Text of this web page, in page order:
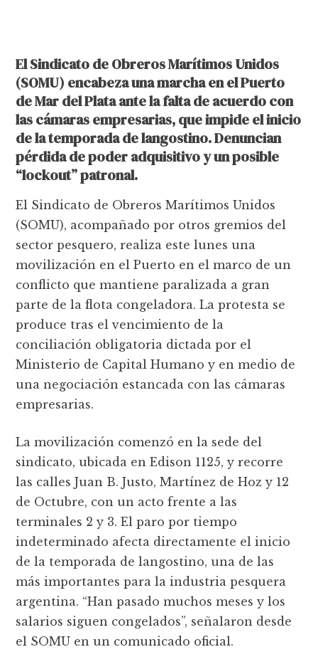
El Sindicato de Obreros Marítimos Unidos
(SOMU) encabeza una marcha en el Puerto
de Mar del Plata ante la falta de acuerdo con
las cámaras empresarias, que impide el inicio
de la temporada de langostino. Denuncian
pérdida de poder adquisitivo y un posible
“lockout” patronal.
El Sindicato de Obreros Marítimos Unidos
(SOMU), acompañado por otros gremios del
sector pesquero, realiza este lunes una
movilización en el Puerto en el marco de un
conflicto que mantiene paralizada a gran
parte de la flota congeladora. La protesta se
produce tras el vencimiento de la
conciliación obligatoria dictada por el
Ministerio de Capital Humano y en medio de
una negociación estancada con las cámaras
empresarias.
La movilización comenzó en la sede del
sindicato, ubicada en Edison 1125, y recorre
las calles Juan B. Justo, Martínez de Hoz y 12
de Octubre, con un acto frente a las
terminales 2 y 3. El paro por tiempo
indeterminado afecta directamente el inicio
de la temporada de langostino, una de las
más importantes para la industria pesquera
argentina. “Han pasado muchos meses y los
salarios siguen congelados”, señalaron desde
el SOMU en un comunicado oficial.